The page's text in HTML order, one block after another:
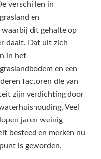
verschillen in
en
dit gehalte op
daalt. Dat uit zich
in het
en een
factoren die van
zijn verdichting door
Veel
jaren weinig
besteed en merken nu
is geworden.